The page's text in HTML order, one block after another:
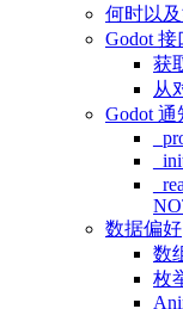
何时以
Godot 接
获
从
Godot 通
数据偏好
数
枚